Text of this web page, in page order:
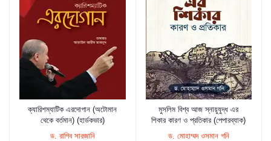
কার্টে যুক্ত করুন
ক্যারিশম্যাটিক এরদোগান (অটোমান
থেকে বর্তমান) (হার্ডকভার)
ড. রাগিব সারজানি
কার্টে যুক্ত করুন
মুসলিম বিশ্ব আজ স্নায়ুযুদ্ধ এর
শিকার কারণ ও প্রতিকার (পেপারব্যাক)
ড. মোহাম্মদ ওসমান গনি